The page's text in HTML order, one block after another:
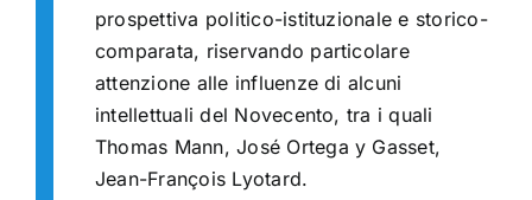
prospettiva politico-istituzionale e storico-
comparata, riservando particolare
attenzione alle influenze di alcuni
intellettuali del Novecento, tra i quali
Thomas Mann, José Ortega y Gasset,
Jean-François Lyotard.